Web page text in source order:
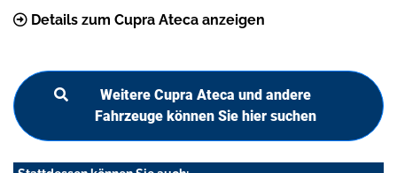
Details zum Cupra Ateca anzeigen
Weitere Cupra Ateca und andere
Fahrzeuge können Sie hier suchen